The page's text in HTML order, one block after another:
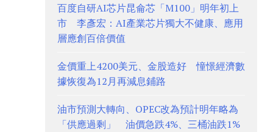
百度自研AI芯片昆侖芯「M100」明年初上
市 李彥宏：AI產業芯片獨大不健康、應用
層應創百倍價值
金價重上4200美元、金股造好 憧憬經濟數
據恢復為12月再減息鋪路
油市預測大轉向、OPEC改為預計明年略為
「供應過剩」 油價急跌4%、三桶油跌1%